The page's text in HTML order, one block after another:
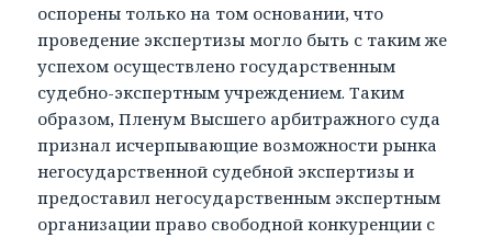
оспорены только на том основании, что
проведение экспертизы могло быть с таким же
успехом осуществлено государственным
судебно-экспертным учреждением. Таким
образом, Пленум Высшего арбитражного суда
признал исчерпывающие возможности рынка
негосударственной судебной экспертизы и
предоставил негосударственным экспертным
организации право свободной конкуренции с